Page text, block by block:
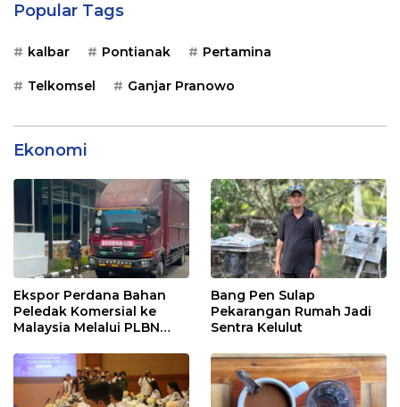
Popular Tags
kalbar Pontianak Pertamina
Telkomsel Ganjar Pranowo
Ekonomi
Ekspor Perdana Bahan
Peledak Komersial ke
Malaysia Melalui PLBN
Bang Pen Sulap
Pekarangan Rumah Jadi
Sentra Kelulut